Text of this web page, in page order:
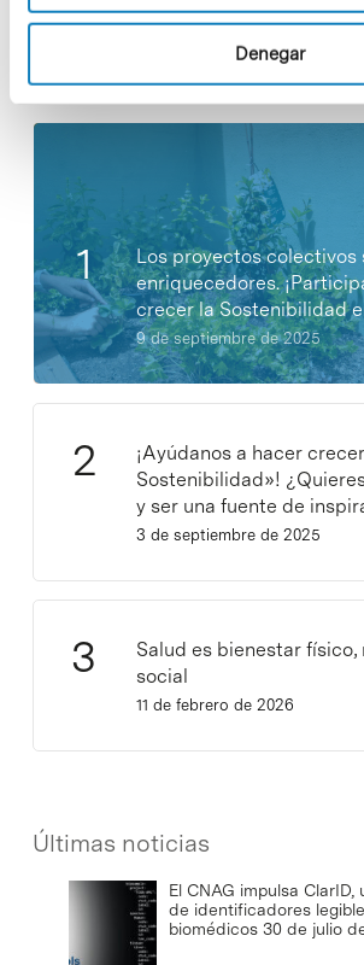
Denegar
Noticias más vistas
Los proyectos colectivos
enriquecedores.
crecer la Sostenibilidad
9 de septiembre de 2025
¡Ayúdanos a hacer
Sostenibilidad»!
y ser una fuente de
3 de septiembre de 2025
Salud es bienestar físico,
social
11 de febrero de 2026
Últimas noticias
El CNAG impulsa
de identificadores
biomédicos 30 de julio